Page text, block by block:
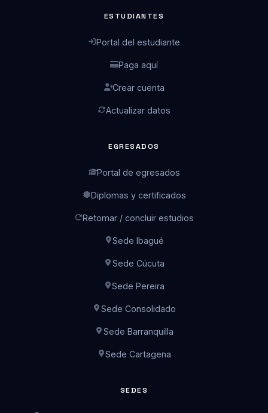
ESTUDIANTES
Portal del estudiante
Paga aquí
Crear cuenta
Actualizar datos
EGRESADOS
Portal de egresados
Diplomas y certificados
Retomar / concluir estudios
Sede Ibagué
Sede Cúcuta
Sede Pereira
Sede Consolidado
Sede Barranquilla
Sede Cartagena
SEDES
Asesoría de admisiones